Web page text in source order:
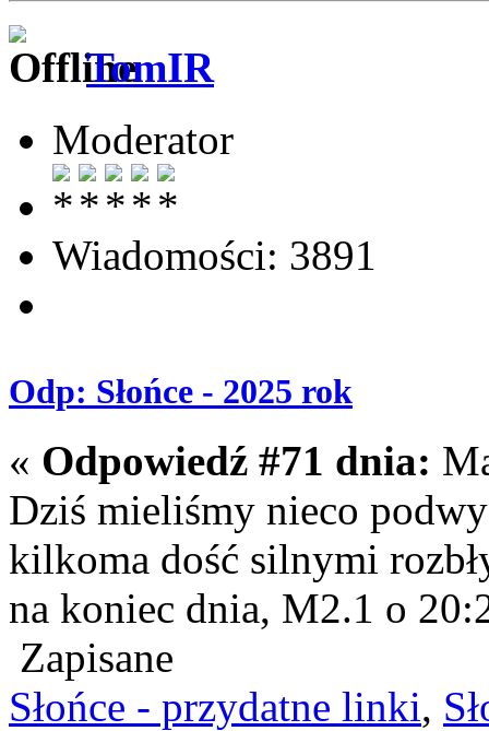
TomIR
Moderator
Wiadomości: 3891
Odp: Słońce - 2025 rok
« Odpowiedź #71 dnia:
Dziś mieliśmy nieco
kilkoma dość silnymi
na koniec dnia, M2.1 o
Zapisane
Słońce - przydatne linki,